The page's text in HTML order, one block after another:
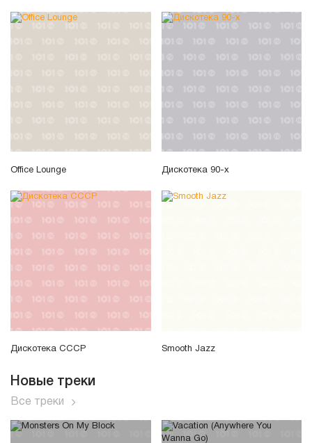
Office Lounge Дискотека 90-х
Дискотека СССР Smooth Jazz
Новые треки
Все треки